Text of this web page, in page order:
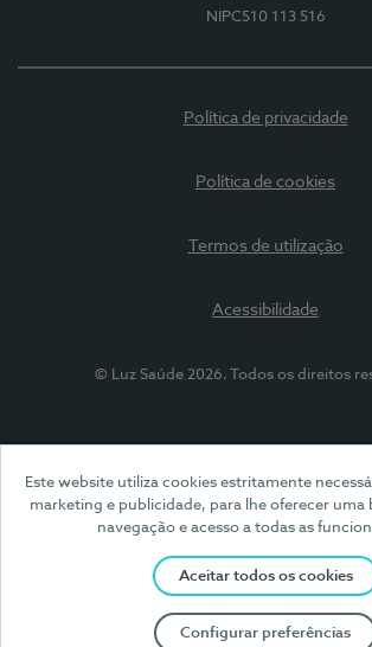
Este website utiliza cookies estritamente
marketing e publicidade, para lhe oferecer uma
navegação e acesso a todas as
Aceitar todos os cookies
Configurar preferências
NIPC510 113 516
Política de privacidade
Política de cookies
Termos de utilização
Acessibilidade
© Luz Saúde 2026. Todos os direitos